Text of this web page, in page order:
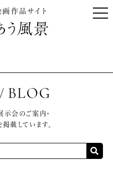
作品サイト
示会のご案内・
載しています。